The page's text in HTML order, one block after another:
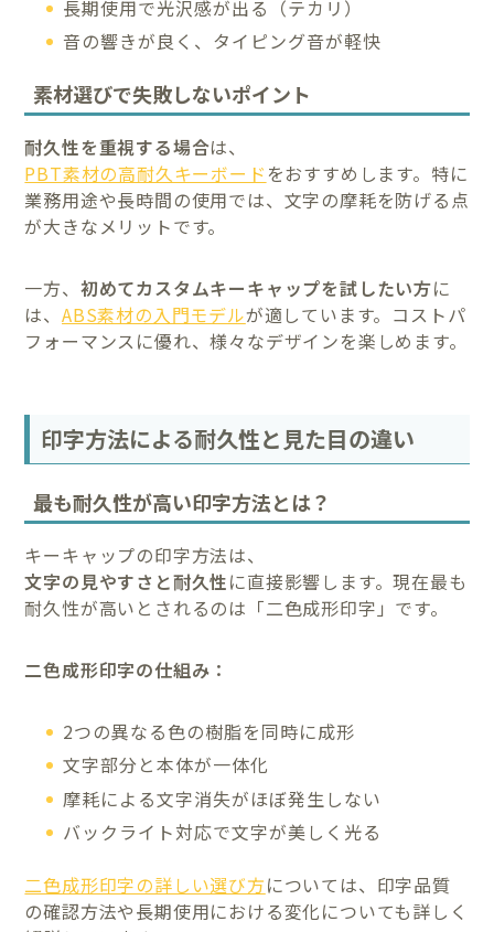
長期使用で光沢感が出る（テカリ）
音の響きが良く、タイピング音が軽快
素材選びで失敗しないポイント
耐久性を重視する場合は、
PBT素材の高耐久キーボード をおすすめします。特に
業務用途や長時間の使用では、文字の摩耗を防げる点
が大きなメリットです。
一方、 初めてカスタムキーキャップを試したい方に
は、ABS素材の入門モデルが適しています。コストパ
フォーマンスに優れ、様々なデザインを楽しめます。
印字方法による耐久性と見た目の違い
最も耐久性が高い印字方法とは？
キーキャップの印字方法は、
文字の見やすさと耐久性に直接影響します。現在最も
耐久性が高いとされるのは「二色成形印字」です。
二色成形印字の仕組み：
2つの異なる色の樹脂を同時に成形
文字部分と本体が一体化
摩耗による文字消失がほぼ発生しない
バックライト対応で文字が美しく光る
二色成形印字の詳しい選び方については、印字品質
の確認方法や長期使用における変化についても詳しく